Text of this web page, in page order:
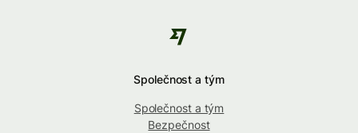
Společnost a tým
Společnost a tým
Bezpečnost